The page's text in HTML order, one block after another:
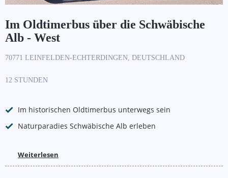
Im Oldtimerbus über die Schwäbische
Alb - West
70771 LEINFELDEN-ECHTERDINGEN, DEUTSCHLAND
12 STUNDEN
Im historischen Oldtimerbus unterwegs sein
Naturparadies Schwäbische Alb erleben
Weiterlesen